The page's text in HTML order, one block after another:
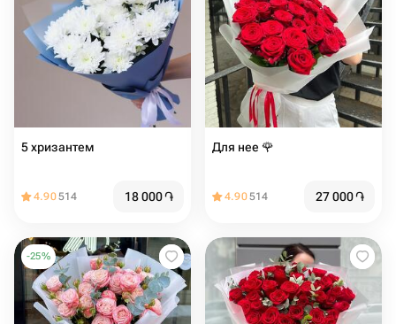
5 хризантем
4.90514 18 000֏
Для нее 🌹
4.90514 27 000֏
-25%